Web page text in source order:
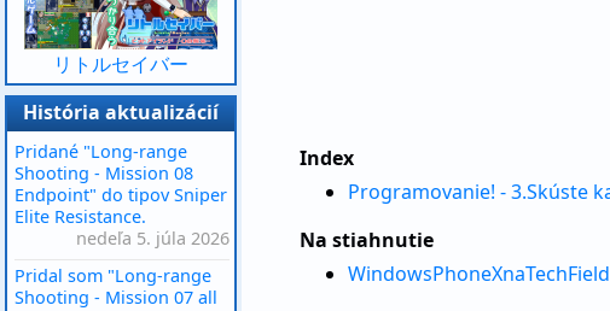
Index
Programovanie! - 3.Skúste
Na stiahnutie
リトルセイバー
História aktualizácií
Pridané "Long-range
Shooting - Mission 08
Endpoint" do tipov Sniper
Elite Resistance.
nedeľa 5. júla 2026
Pridal som "Long-range
Shooting - Mission 07 all